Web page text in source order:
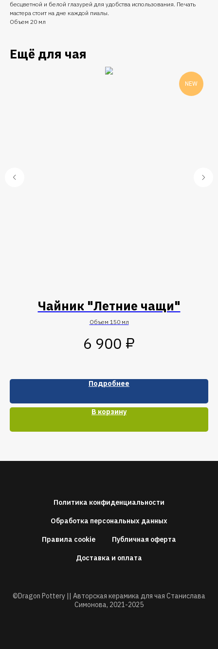
бесцветной и белой глазурей для удобства использования. Печать
мастера стоит на дне каждой пиалы.
Объем 20 мл
Ещё для чая
NEW
Чайник "Летние чащи"
Объем 150 мл
6 900 ₽
Подробнее
В корзину
Политика конфиденциальности
Обработка персональных данных
Правила cookie Публичная оферта
Доставка и оплата
©Dragon Pottery || Авторская керамика для чая Станислава
Симонова, 2021-2025